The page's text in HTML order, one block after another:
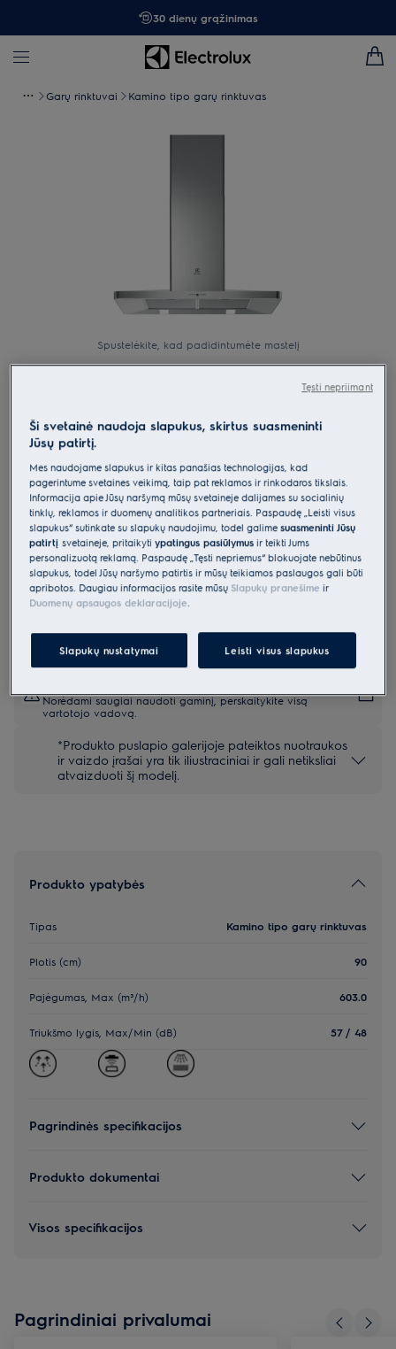
30 dienų grąžinimas
Garų rinktuvai Kamino tipo garų rinktuvas
Spustelėkite, kad padidintumėte mastelį
EFF90560OX
Kamino tipo garų rinktuvas 90 cm
700 serija „Hob2Hood®“
0 (0)
Gaminio informacijos lapas
Pagrindiniai privalumai
Tylus oro ištraukimas, kad po maisto gaminimo virtuvėje liktų gaivu.
Baigus gaminti maistą, funkcija „Breeze“ be jokio triukšmo atšviežina
orą.
„Hob2Hood®“ reguliuoja viryklės gartraukį pagal kaitlentės nuostatas.
Norėdami saugiai naudoti gaminį, perskaitykite visą
vartotojo vadovą.
*Produkto puslapio galerijoje pateiktos nuotraukos
ir vaizdo įrašai yra tik iliustraciniai ir gali netiksliai
atvaizduoti šį modelį.
Produkto ypatybės
Tipas Kamino tipo garų rinktuvas
Plotis (cm) 90
Pajėgumas, Max (m³/h) 603.0
Triukšmo lygis, Max/Min (dB) 57 / 48
Pagrindinės specifikacijos
Produkto dokumentai
Visos specifikacijos
Pagrindiniai privalumai
Ši svetainė naudoja slapukus, skirtus suasmeninti
Jūsų patirtį.
Mes naudojame slapukus ir kitas panašias technologijas, kad
pagerintume svetainės veikimą, taip pat reklamos ir rinkodaros tikslais.
Informacija apie Jūsų naršymą mūsų svetainėje dalijamės su socialinių
tinklų, reklamos ir duomenų analitikos partneriais. Paspaudę „Leisti visus
slapukus“ sutinkate su slapukų naudojimu, todėl galimesuasmeninti Jūsų
patirtįsvetainėje, pritaikytiypatingus pasiūlymus ir teikti Jums
personalizuotą reklamą. Paspaudę „Tęsti nepriėmus“ blokuojate nebūtinus
slapukus, todėl Jūsų naršymo patirtis ir mūsų teikiamos paslaugos gali būti
apribotos. Daugiau informacijos rasite mūsų Slapukų pranešime ir
Duomenų apsaugos deklaracijoje.
Slapukų nustatymai Leisti visus slapukus
Tęsti nepriimant